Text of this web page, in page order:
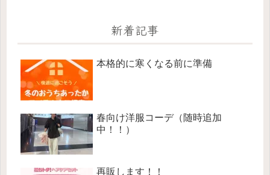
新着記事
本格的に寒くなる前に準備
春向け洋服コーデ（随時追加
中！！）
再販します！！